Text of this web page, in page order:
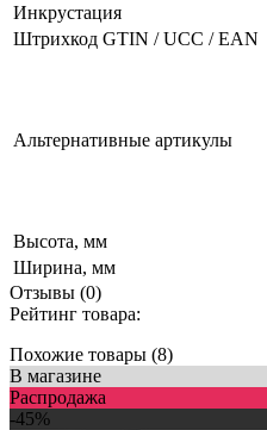
Инкрустация
Штрихкод GTIN / UCC / EAN
Альтернативные артикулы
Высота, мм
Ширина, мм
Отзывы (0)
Рейтинг товара:
Похожие товары (8)
В магазине
Распродажа
-45%